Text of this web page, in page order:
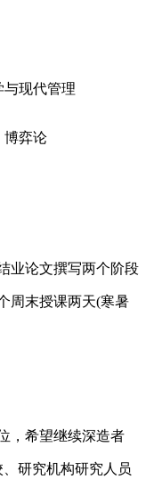
与现代管理
博弈论
业论文撰写两个阶段
周末授课两天(寒暑
，希望继续深造者
研究机构研究人员